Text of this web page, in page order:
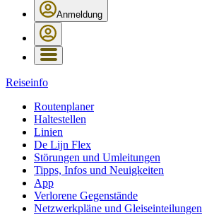
Anmeldung
Reiseinfo
Routenplaner
Haltestellen
Linien
De Lijn Flex
Störungen und Umleitungen
Tipps, Infos und Neuigkeiten
App
Verlorene Gegenstände
Netzwerkpläne und Gleiseinteilungen